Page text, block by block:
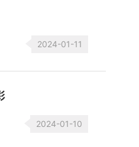
2024-01-11
2024-01-10